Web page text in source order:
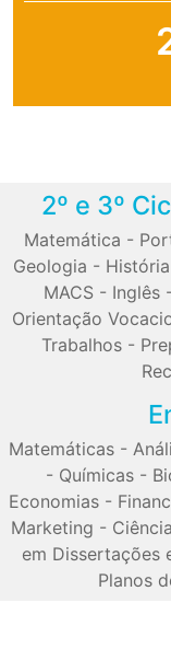
2º e 3º
Matemática -
Geologia - História
MACS - Inglês
Orientação
Trabalhos -
Matemáticas -
- Químicas-
Economias-
Marketing -
em Dissertações
Planos